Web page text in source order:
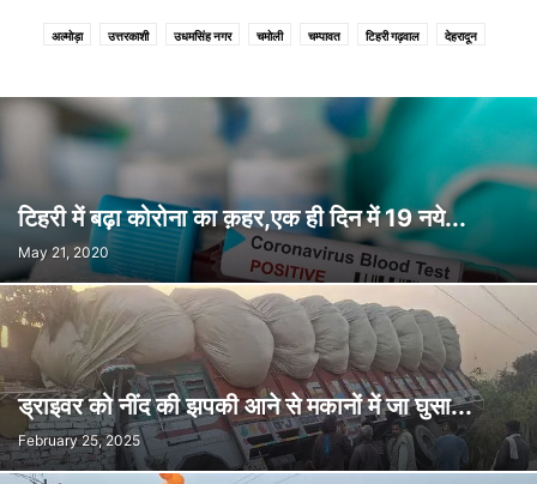
अल्मोड़ा उत्तरकाशी उधमसिंह नगर चमोली चम्पावत टिहरी गढ़वाल देहरादून
टिहरी में बढ़ा कोरोना का क़हर,एक ही दिन में 19 नये...
May 21, 2020
ड्राइवर को नींद की झपकी आने से मकानों में जा घुसा...
February 25, 2025